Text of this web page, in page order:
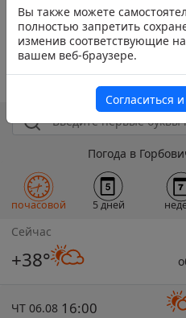
Погода в
почасовой 5 дней
Сейчас
+38°
ЧТ 06.08 16:00
Вы также можете
полностью запретить
изменив соответствующие
вашем веб-браузере.
Согласиться